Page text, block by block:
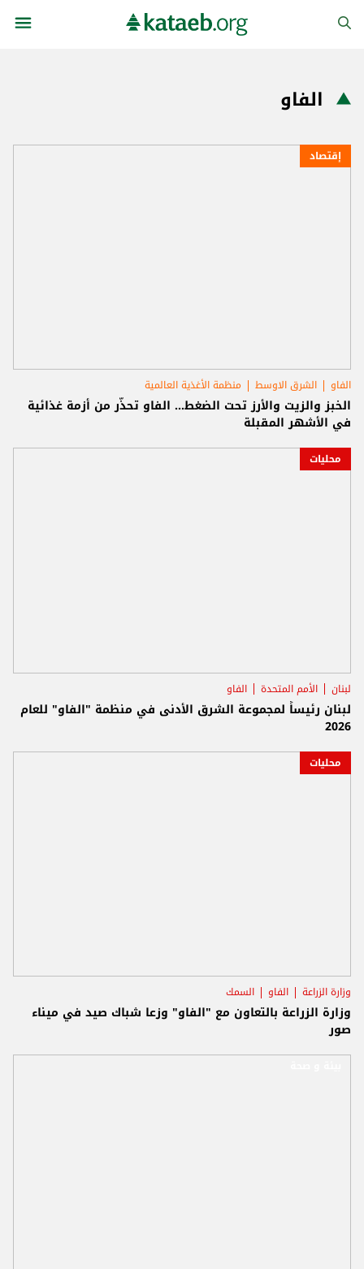
الفاو
إقتصاد
الفاو الشرق الاوسط منظمة الأغذية العالمية
الخبز والزيت والأرز تحت الضغط... الفاو تحذّر من أزمة غذائية
في الأشهر المقبلة
محليات
لبنان الأمم المتحدة الفاو
لبنان رئيساً لمجموعة الشرق الأدنى في منظمة "الفاو" للعام
2026
محليات
وزارة الزراعة الفاو السمك
وزارة الزراعة بالتعاون مع "الفاو" وزعا شباك صيد في ميناء
صور